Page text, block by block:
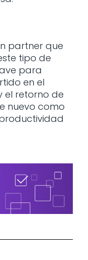
partner que
tipo de
para
en el
el retorno de
nuevo como